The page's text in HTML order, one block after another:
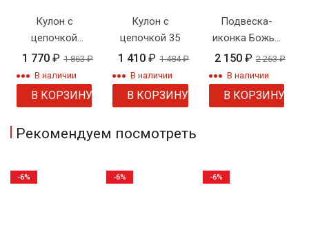
Кулон с
цепочкой
"Сердце Love"
1 770 ₽ 1 863₽
В наличии
В КОРЗИНУ
Кулон с
цепочкой 35
1 410₽ 1 484₽
В наличии
В КОРЗИНУ
Подвеска-
иконка Божья
Матерь с
цепочкой
2 150 ₽ 2 263₽
В наличии
В КОРЗИНУ
Рекомендуем посмотреть
-6% -6% -6%